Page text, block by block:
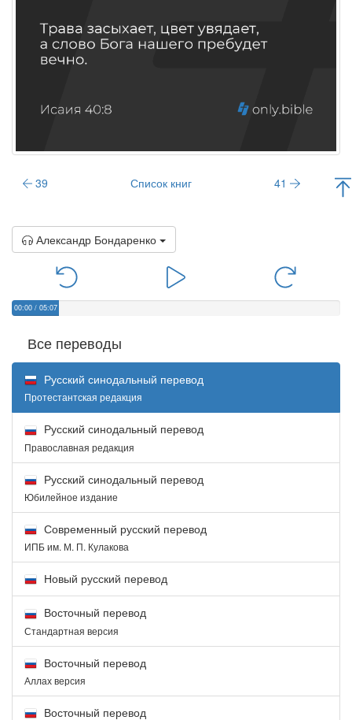
39 Список книг 41
Александр Бондаренко
00:00 / 05:07
Все переводы
Русский синодальный перевод
Протестантская редакция
Русский синодальный перевод
Православная редакция
Русский синодальный перевод
Юбилейное издание
Современный русский перевод
ИПБ им. М. П. Кулакова
Новый русский перевод
Восточный перевод
Стандартная версия
Восточный перевод
Аллах версия
Восточный перевод